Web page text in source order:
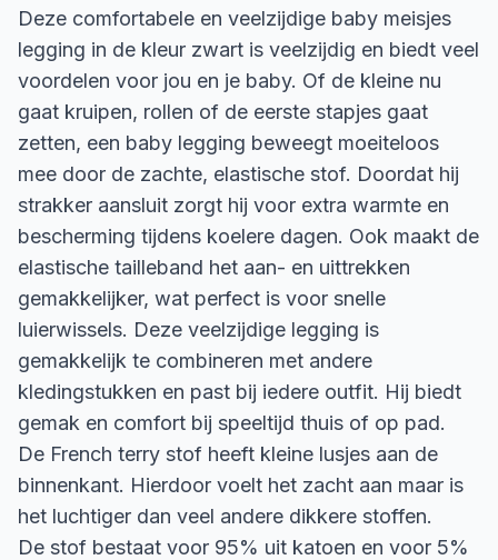
Deze comfortabele en veelzijdige baby meisjes
legging in de kleur zwart is veelzijdig en biedt veel
voordelen voor jou en je baby. Of de kleine nu
gaat kruipen, rollen of de eerste stapjes gaat
zetten, een baby legging beweegt moeiteloos
mee door de zachte, elastische stof. Doordat hij
strakker aansluit zorgt hij voor extra warmte en
bescherming tijdens koelere dagen. Ook maakt de
elastische tailleband het aan- en uittrekken
gemakkelijker, wat perfect is voor snelle
luierwissels. Deze veelzijdige legging is
gemakkelijk te combineren met andere
kledingstukken en past bij iedere outfit. Hij biedt
gemak en comfort bij speeltijd thuis of op pad.
De French terry stof heeft kleine lusjes aan de
binnenkant. Hierdoor voelt het zacht aan maar is
het luchtiger dan veel andere dikkere stoffen.
De stof bestaat voor 95% uit katoen en voor 5%